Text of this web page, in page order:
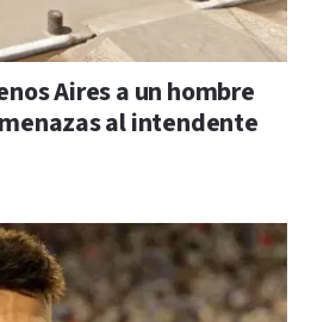
Aires a un hombre
al intendente